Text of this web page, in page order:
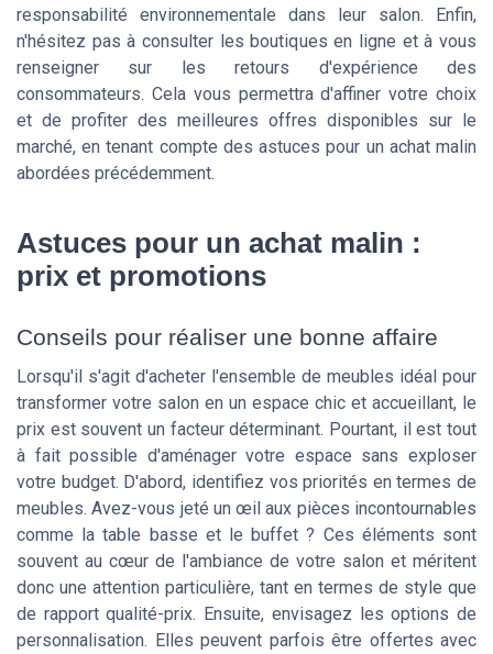
responsabilité environnementale dans leur salon. Enfin,
n'hésitez pas à consulter les boutiques en ligne et à vous
renseigner sur les retours d'expérience des
consommateurs. Cela vous permettra d'affiner votre choix
et de profiter des meilleures offres disponibles sur le
marché, en tenant compte des astuces pour un achat malin
abordées précédemment.
Astuces pour un achat malin :
prix et promotions
Conseils pour réaliser une bonne affaire
Lorsqu'il s'agit d'acheter l'ensemble de meubles idéal pour
transformer votre salon en un espace chic et accueillant, le
prix est souvent un facteur déterminant. Pourtant, il est tout
à fait possible d'aménager votre espace sans exploser
votre budget. D'abord, identifiez vos priorités en termes de
meubles. Avez-vous jeté un œil aux pièces incontournables
comme la table basse et le buffet ? Ces éléments sont
souvent au cœur de l'ambiance de votre salon et méritent
donc une attention particulière, tant en termes de style que
de rapport qualité-prix. Ensuite, envisagez les options de
personnalisation. Elles peuvent parfois être offertes avec